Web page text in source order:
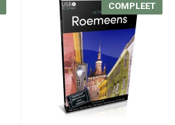
COMPLEET
COMPLEET